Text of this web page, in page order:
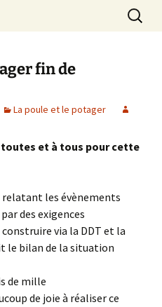
Search
for:
fin de
La poule et le potager
et à tous pour cette
relatant les évènements
des exigences
via la DDT et la
le bilan de la situation
de mille
de joie à réaliser ce